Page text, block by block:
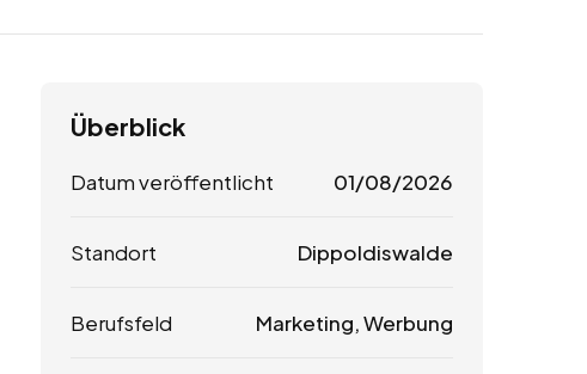
Überblick
Datum veröffentlicht 01/08/2026
Standort Dippoldiswalde
Berufsfeld Marketing, Werbung